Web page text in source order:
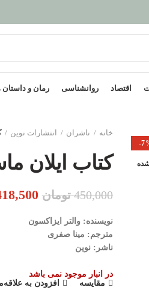
اقتصاد روانشناسی رمان و
-
خانه
ناشران انتشارات نوین
کتاب ایلان
450,000 تومان قیمت
نویسنده: والتر ایزاکسون
مترجم: مینا صفری
ناشر: نوین
در انبار موجود نمی باشد
مقایسه
افزودن به